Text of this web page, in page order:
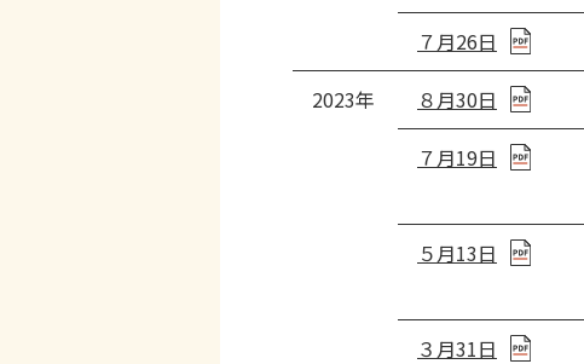
７月26日
2023年
８月30日
７月19日
５月13日
３月31日